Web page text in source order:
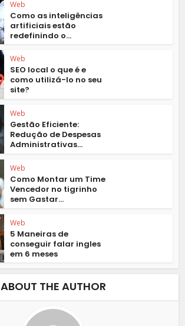
Web
Como as inteligências
artificiais estão
redefinindo o...
Web
SEO local o que é e
como utilizá-lo no seu
site?
Web
Gestão Eficiente:
Redução de Despesas
Administrativas...
Web
Como Montar um Time
Vencedor no tigrinho
sem Gastar...
Web
5 Maneiras de
conseguir falar ingles
em 6 meses
ABOUT THE AUTHOR